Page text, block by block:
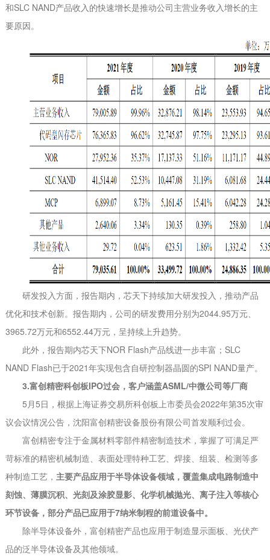
和SLC NAND产品收入的快速增长是推动公司主营业务收入增长的主
要原因。
研发投入方面，报告期内，芯天下持续加大研发投入，推动产品
优化和技术创新。报告期内，公司的研发费用分别为2044.95万元、
3965.72万元和6552.44万元，呈持续上升趋势。
此外，报告期内芯天下NOR Flash产品线进一步丰富；SLC
NAND Flash已于2021年实现包含自研控制器晶圆的SPI NAND量产。
3.富创精密科创板IPO过会，客户涵盖ASML/中微公司等厂商
5月5日，根据上海证券交易所科创板上市委员会2022年第35次审
议会议情况公告，沈阳富创精密设备股份有限公司首发顺利过会。
富创精密专注于金属材料零部件精密制造技术，掌握了可满足严
苛标准的精密机械制造、表面处理特种工艺、焊接、组装、检测等多
种制造工艺， 主要产品应用于半导体设备领域，覆盖集成电路制造中
刻蚀、薄膜沉积、光刻及涂胶显影、化学机械抛光、离子注入等核心
环节设备，部分产品已应用于7纳米制程的前道设备中。
除半导体设备外，富创精密产品也应用于制造显示面板、光伏产
品的泛半导体设备及其他领域。